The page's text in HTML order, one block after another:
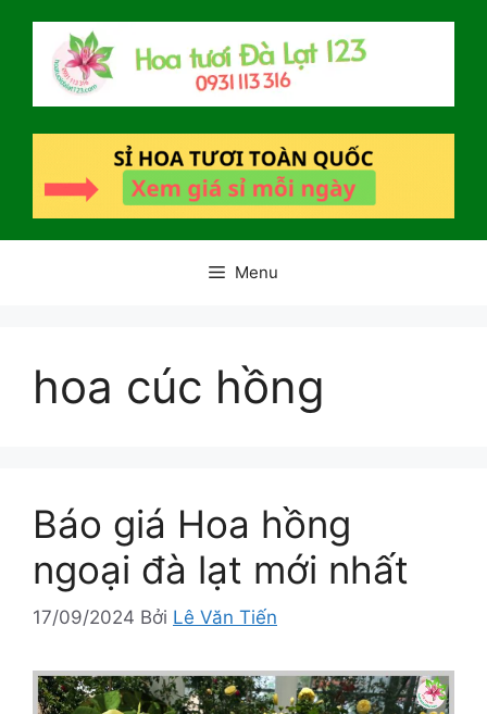
Menu
hoa cúc hồng
Báo giá Hoa hồng
ngoại đà lạt mới nhất
17/09/2024 Bởi Lê Văn Tiến